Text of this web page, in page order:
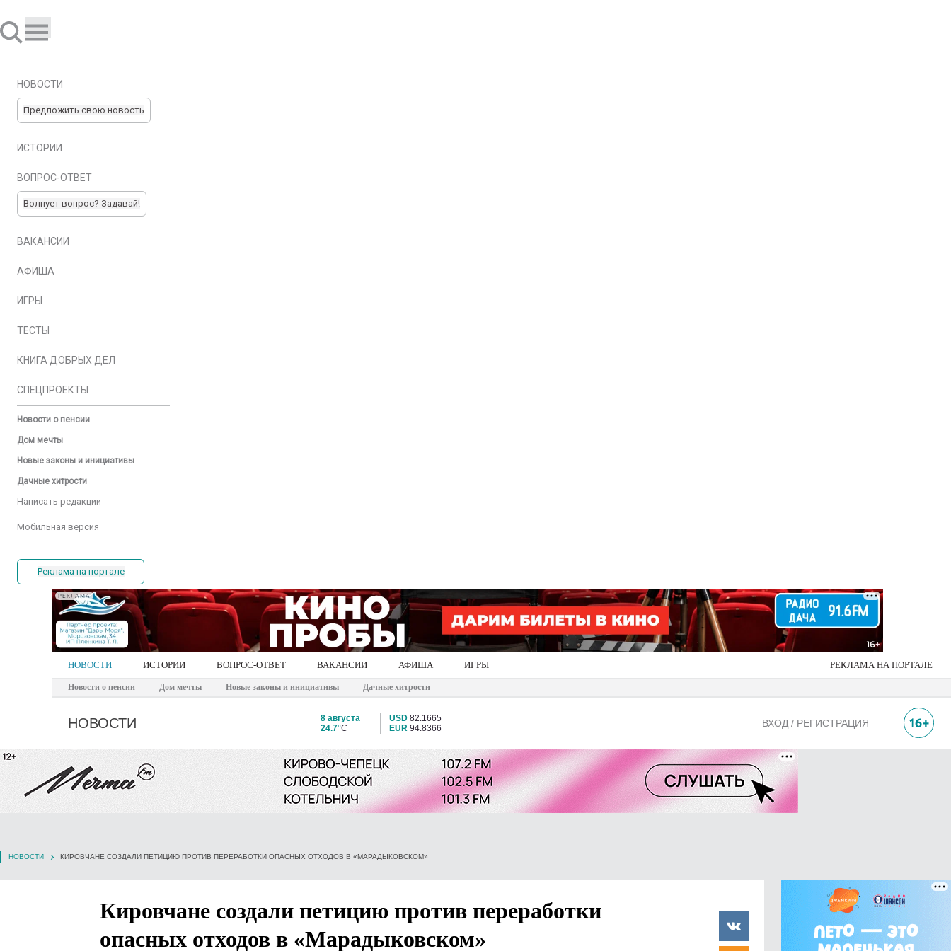
НОВОСТИ
Предложить свою новость
ИСТОРИИ
ВОПРОС-ОТВЕТ
Волнует вопрос? Задавай!
ВАКАНСИИ
АФИША
ИГРЫ
ТЕСТЫ
КНИГА ДОБРЫХ ДЕЛ
СПЕЦПРОЕКТЫ
Новости о пенсии
Дом мечты
Новые законы и инициативы
Дачные хитрости
Написать редакции
Мобильная версия
Реклама на портале
РЕКЛАМА
НОВОСТИ ИСТОРИИ ВОПРОС-ОТВЕТ ВАКАНСИИ АФИША ИГРЫ РЕКЛАМА НА ПОРТАЛЕ
Новости о пенсии Дом мечты Новые законы и инициативы Дачные хитрости
НОВОСТИ
8 августа
24.7°C
USD 82.1665
EUR 94.8366 ВХОД / РЕГИСТРАЦИЯ
НОВОСТИ КИРОВЧАНЕ СОЗДАЛИ ПЕТИЦИЮ ПРОТИВ ПЕРЕРАБОТКИ ОПАСНЫХ ОТХОДОВ В «МАРАДЫКОВСКОМ»
Кировчане создали петицию против переработки
опасных отходов в «Марадыковском»